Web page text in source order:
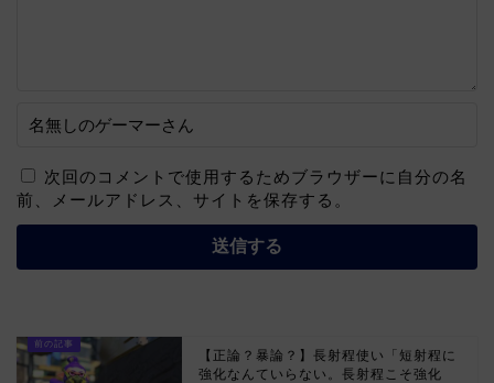
次回のコメントで使用するためブラウザーに自分の名
前、メールアドレス、サイトを保存する。
【正論？暴論？】長射程使い「短射程に
強化なんていらない。長射程こそ強化